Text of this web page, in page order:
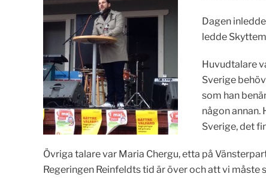
Dagen
ledde
Huvudtalare
Sverige
som han
någon annan.
Sverige, det
Övriga talare var Maria Chergu, etta på
Regeringen Reinfeldts tid är över och att vi